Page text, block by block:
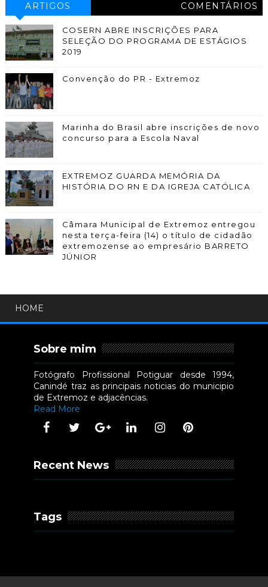
ARTIGOS COMENTÁRIOS
COSERN ABRE INSCRIÇÕES PARA
SELEÇÃO DO PROGRAMA DE ESTÁGIOS
2019
Convenção do PR - Extremoz
Marinha do Brasil abre inscrições de novo
concurso para a Escola Naval
EXTREMOZ GUARDA MEMÓRIA DA
HISTÓRIA DO RN E DA IGREJA CATÓLICA
Câmara Municipal de Extremoz entregou
nesta terça-feira (14) o título de cidadão
extremozense ao empresário BARRETO
JÚNIOR
HOME
Sobre mim
Fotógrafo Profissional Potiguar desde 1994,
Canindé traz as principais noticias do municipio
de Extremoz e adjacências.
Read More
Recent News
Tags